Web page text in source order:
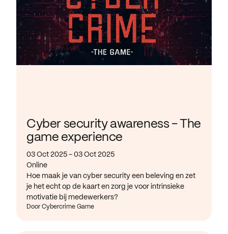
Cyber security awareness - The
game experience
03 Oct 2025 - 03 Oct 2025
Online
Hoe maak je van cyber security een beleving en zet
je het echt op de kaart en zorg je voor intrinsieke
motivatie bij medewerkers?
Door Cybercrime Game